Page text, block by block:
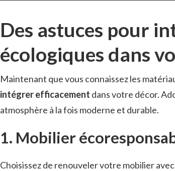
Des astuces pour
écologiques dans
Maintenant que vous connaissez les
intégrer efficacement dans votre décor.
atmosphère à la fois moderne et durable.
1. Mobilier
Choisissez de renouveler votre mobilier